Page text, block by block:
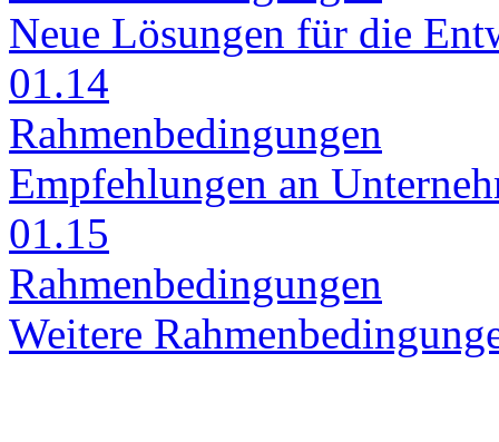
Neue Lö­sun­gen für die
01.14
Rah­men­be­din­gun­gen
Emp­feh­lun­gen an
01.15
Rah­men­be­din­gun­gen
Wei­te­re